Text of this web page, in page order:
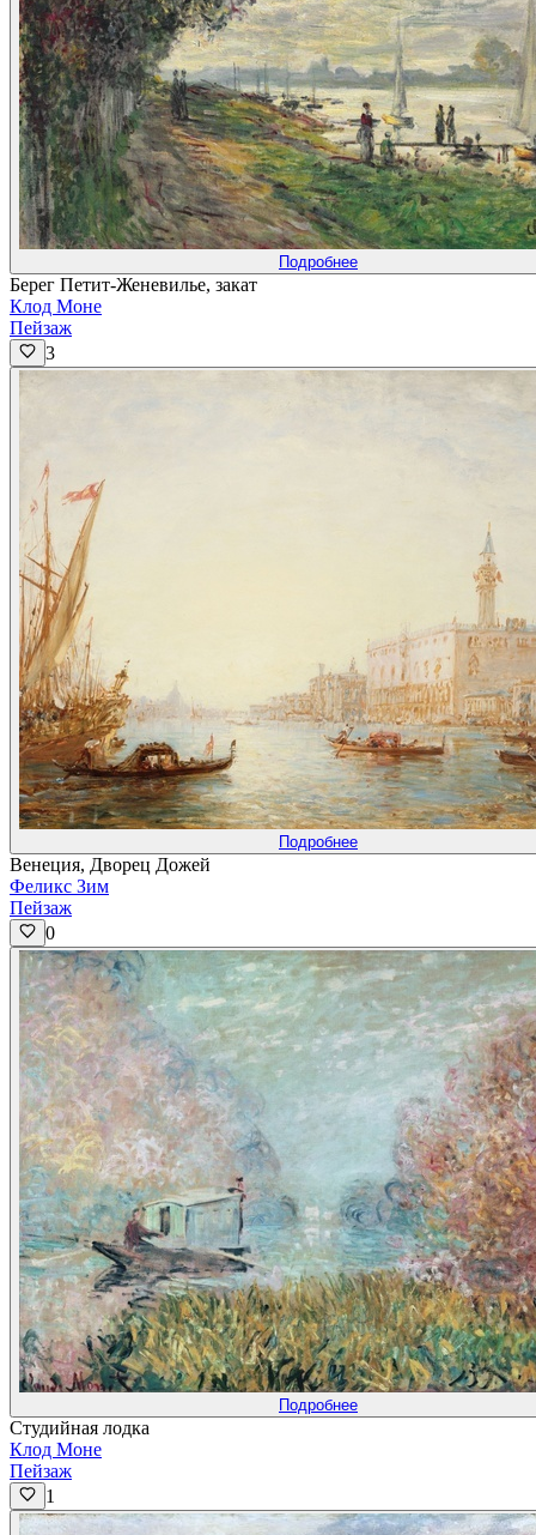
Подробнее
Берег Петит-Женевилье, закат
Клод Моне
Пейзаж
3
Подробнее
Венеция, Дворец Дожей
Феликс Зим
Пейзаж
0
Подробнее
Студийная лодка
Клод Моне
Пейзаж
1